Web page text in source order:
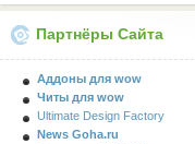
Партнёры Сайта
Аддоны для wow
Читы для wow
Ultimate Design Factory
News Goha.ru